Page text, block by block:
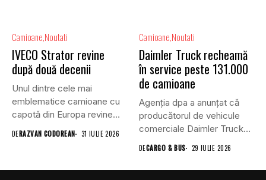
Camioane Noutati
IVECO Strator revine
după două decenii
Unul dintre cele mai
emblematice camioane cu
capotă din Europa revine
în...
DERAZVAN CODOREAN 31 IULIE 2026
Camioane Noutati
Daimler Truck recheamă
în service peste 131.000
de camioane
Agenția dpa a anunțat că
producătorul de vehicule
comerciale Daimler Truck
a...
DECARGO & BUS 29 IULIE 2026